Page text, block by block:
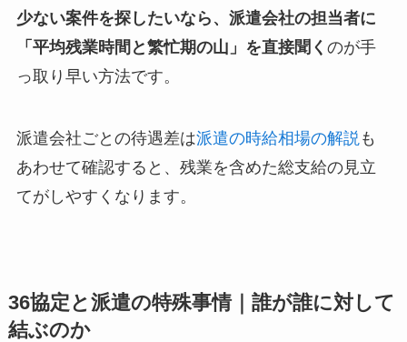
少ない案件を探したいなら、派遣会社の担当者に
「平均残業時間と繁忙期の山」を直接聞く のが手
っ取り早い方法です。
派遣会社ごとの待遇差は派遣の時給相場の解説 も
あわせて確認すると、残業を含めた総支給の見立
てがしやすくなります。
36協定と派遣の特殊事情｜誰が誰に対して
結ぶのか